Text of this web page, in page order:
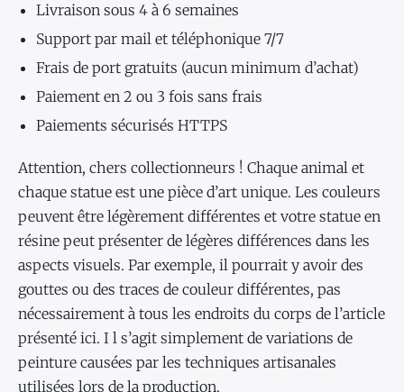
Livraison sous 4 à 6 semaines
Support par mail et téléphonique 7/7
Frais de port gratuits (aucun minimum d’achat)
Paiement en 2 ou 3 fois sans frais
Paiements sécurisés HTTPS
Attention, chers collectionneurs ! Chaque animal et
chaque statue est une pièce d’art unique. Les couleurs
peuvent être légèrement différentes et votre statue en
résine peut présenter de légères différences dans les
aspects visuels. Par exemple, il pourrait y avoir des
gouttes ou des traces de couleur différentes, pas
nécessairement à tous les endroits du corps de l’article
présenté ici. I l s’agit simplement de variations de
peinture causées par les techniques artisanales
utilisées lors de la production.